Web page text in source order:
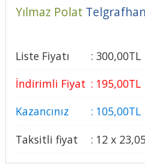
Yılmaz Polat
Liste Fiyatı : 300,00TL
İndirimli Fiyat : 195,00TL
Kazancınız
: 105,00TL
Taksitli fiyat
: 12 x 23